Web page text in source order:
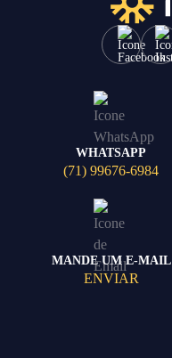
WHATSAPP
(71) 99676-6984
MANDE UM E-MAIL
ENVIAR